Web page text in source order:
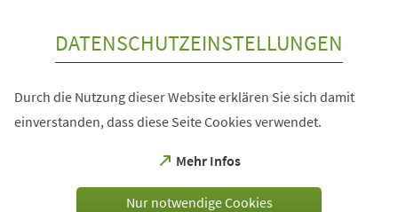
DATENSCHUTZEINSTELLUNGEN
Durch die Nutzung dieser Website erklären Sie sich damit
einverstanden, dass diese Seite Cookies verwendet.
Mehr Infos
(Öffnet
einem
Nur notwendige Cookies